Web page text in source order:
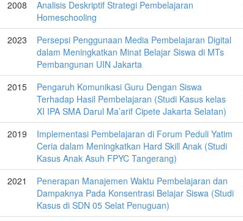
2008
Analisis Deskriptif Strategi Pembelajaran
Homeschooling
2023
Persepsi Penggunaan Media Pembelajaran Digital
dalam Meningkatkan Minat Belajar Siswa di MTs
Pembangunan UIN Jakarta
2015
Pengaruh Komunikasi Guru Dengan Siswa
Terhadap Hasil Pembelajaran (Studi Kasus kelas
XI IPA SMA Darul Ma’arif Cipete Jakarta Selatan)
2019
Implementasi Pembelajaran di Forum Peduli Yatim
Ceria dalam Meningkatkan Hard Skill Anak (Studi
Kasus Anak Asuh FPYC Tangerang)
2021
Penerapan Manajemen Waktu Pembelajaran dan
Dampaknya Pada Konsentrasi Belajar Siswa (Studi
Kasus di SDN 05 Selat Penuguan)